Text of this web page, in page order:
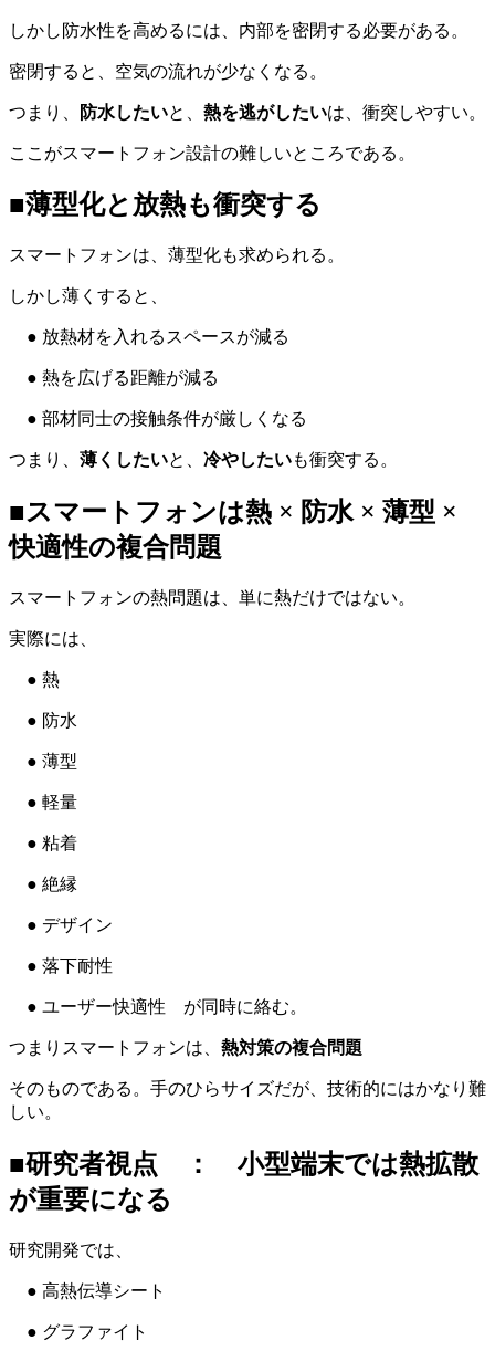
しかし防水性を高めるには、内部を密閉する必要がある。
密閉すると、空気の流れが少なくなる。
つまり、 防水したいと、 熱を逃がしたいは、衝突しやすい。
ここがスマートフォン設計の難しいところである。
■薄型化と放熱も衝突する
スマートフォンは、薄型化も求められる。
しかし薄くすると、
● 放熱材を入れるスペースが減る
● 熱を広げる距離が減る
● 部材同士の接触条件が厳しくなる
つまり、 薄くしたいと、 冷やしたいも衝突する。
■スマートフォンは熱 × 防水 × 薄型 ×
快適性の複合問題
スマートフォンの熱問題は、単に熱だけではない。
実際には、
● 熱
● 防水
● 薄型
● 軽量
● 粘着
● 絶縁
● デザイン
● 落下耐性
● ユーザー快適性 が同時に絡む。
つまりスマートフォンは、 熱対策の複合問題
そのものである。手のひらサイズだが、技術的にはかなり難
しい。
■研究者視点 ： 小型端末では熱拡散
が重要になる
研究開発では、
● 高熱伝導シート
● グラファイト